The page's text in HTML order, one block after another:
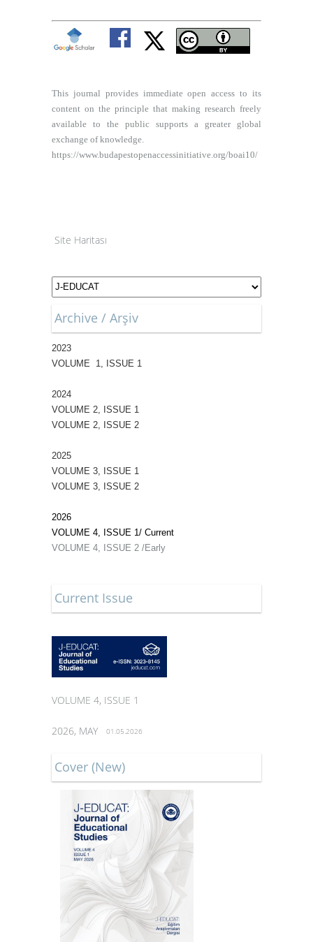
This journal provides immediate open access to its
content on the principle that making research freely
available to the public supports a greater global
exchange of knowledge.
https://www.budapestopenaccessinitiative.org/boai10/
Site Haritası
Archive / Arşiv
2023
VOLUME 1, ISSUE 1
2024
VOLUME 2, ISSUE 1
VOLUME 2, ISSUE 2
2025
VOLUME 3, ISSUE 1
VOLUME 3, ISSUE 2
2026
VOLUME 4, ISSUE 1/ Current
VOLUME 4, ISSUE 2 /Early
Current Issue
VOLUME 4, ISSUE 1
2026, MAY 01.05.2026
Cover (New)